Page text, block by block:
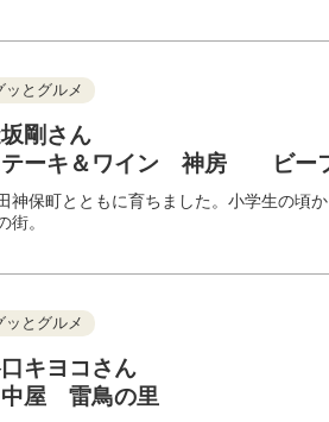
ッとグルメ
剛さん
テーキ＆ワイン 神房 ビー
神保町とともに育ちました。小学生の頃
街。
ッとグルメ
キヨコさん
中屋 雷鳥の里